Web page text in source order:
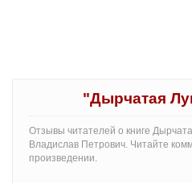
"Дырчатая
Отзывы читателей о книге
Владислав Петрович. Читайте
произведении.